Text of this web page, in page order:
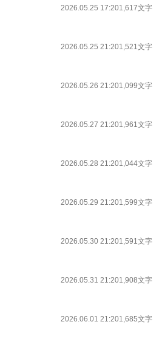
2026.05.25 17:201,617文字
2026.05.25 21:201,521文字
2026.05.26 21:201,099文字
2026.05.27 21:201,961文字
2026.05.28 21:201,044文字
2026.05.29 21:201,599文字
2026.05.30 21:201,591文字
2026.05.31 21:201,908文字
2026.06.01 21:201,685文字